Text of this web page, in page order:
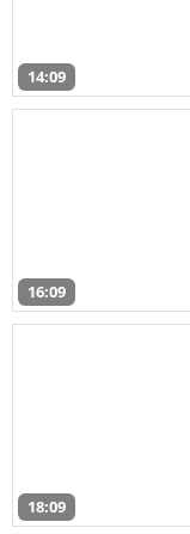
14:09
16:09
18:09